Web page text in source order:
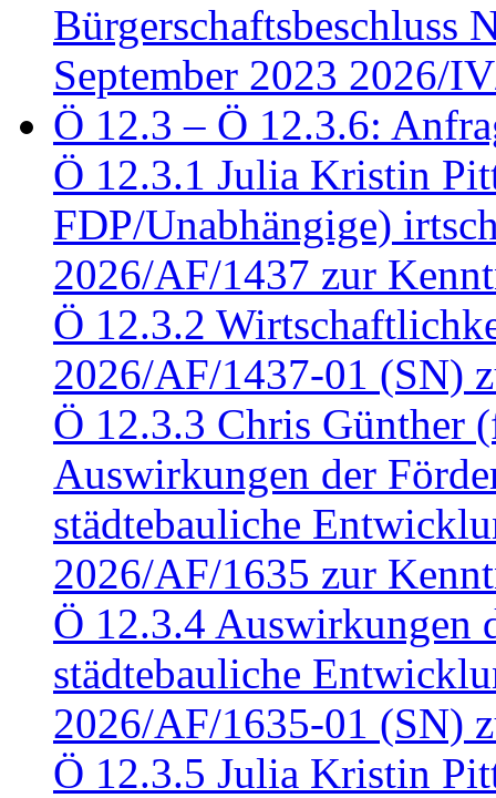
Bürgerschaftsbeschluss
September 2023 2026/
Ö 12.3 – Ö 12.3.6:
Ö 12.3.1 Julia Kristin
FDP/Unabhängige)
2026/AF/1437 zur
Ö 12.3.2
2026/AF/1437-01 (SN)
Ö 12.3.3 Chris Günther
Auswirkungen der
städtebauliche
2026/AF/1635 zur
Ö 12.3.4 Auswirkungen
städtebauliche
2026/AF/1635-01 (SN)
Ö 12.3.5 Julia Kristin